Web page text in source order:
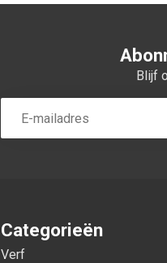
Blijf
Categorieën
Verf